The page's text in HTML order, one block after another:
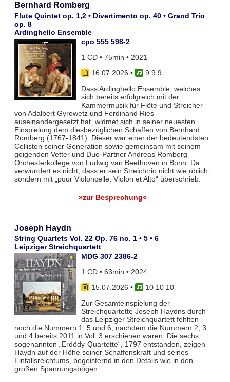
Bernhard Romberg
Flute Quintet op. 1,2 • Divertimento op. 40 • Grand Trio
op. 8
Ardinghello Ensemble
cpo 555 598-2
1 CD • 75min • 2021
16.07.2026 •
9 9 9
Dass Ardinghello Ensemble, welches
sich bereits erfolgreich mit der
Kammermusik für Flöte und Streicher
von Adalbert Gyrowetz und Ferdinand Ries
auseinandergesetzt hat, widmet sich in seiner neuesten
Einspielung dem diesbezüglichen Schaffen von Bernhard
Romberg (1767-1841). Dieser war einer der bedeutendsten
Cellisten seiner Generation sowie gemeinsam mit seinem
geigenden Vetter und Duo-Partner Andreas Romberg
Orchesterkollege von Ludwig van Beethoven in Bonn. Da
verwundert es nicht, dass er sein Streichtrio nicht wie üblich,
sondern mit „pour Violoncelle, Violon et Alto“ überschrieb.
»zur Besprechung«
Joseph Haydn
String Quartets Vol. 22 Op. 76 no. 1 • 5 • 6
Leipziger Streichquartett
MDG 307 2386-2
1 CD • 63min • 2024
15.07.2026 •
10 10 10
Zur Gesamteinspielung der
Streichquartette Joseph Haydns durch
das Leipziger Streichquartett fehlten
noch die Nummern 1, 5 und 6, nachdem die Nummern 2, 3
und 4 bereits 2011 in Vol. 3 erschienen waren. Die sechs
sogenannten „Erdödy-Quartette“, 1797 entstanden, zeigen
Haydn auf der Höhe seiner Schaffenskraft und seines
Einfallsreichtums, begeisternd in den Details wie in den
großen Spannungsbögen.